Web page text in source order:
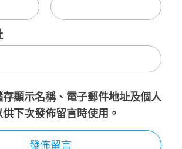
存顯示名稱、電子郵件地址及個人
下次發佈留言時使用。